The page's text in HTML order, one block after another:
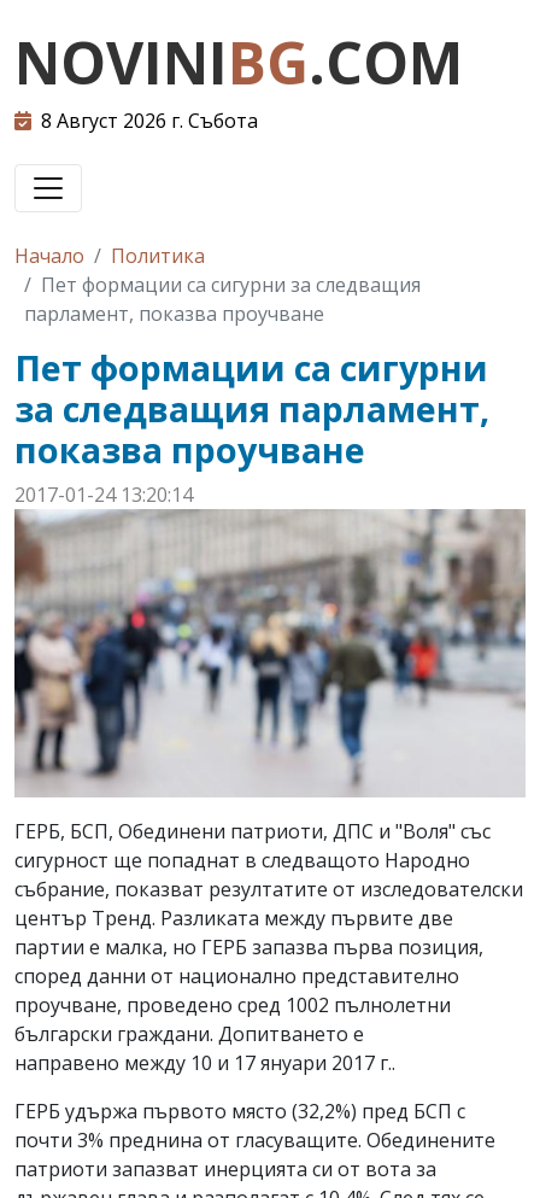
NOVINIBG.COM
8 Август 2026 г. Събота
Начало
Политика
Пет формации са сигурни за следващия
парламент, показва проучване
Пет формации са сигурни
за следващия парламент,
показва проучване
2017-01-24 13:20:14
ГЕРБ, БСП, Обединени патриоти, ДПС и "Воля" със
сигурност ще попаднат в следващото Народно
събрание, показват резултатите от изследователски
център Тренд. Разликата между първите две
партии е малка, но ГЕРБ запазва първа позиция,
според данни от национално представително
проучване, проведено сред 1002 пълнолетни
български граждани. Допитването е
направено между 10 и 17 януари 2017 г..
ГЕРБ удържа първото място (32,2%) пред БСП с
почти 3% преднина от гласуващите. Обединените
патриоти запазват инерцията си от вота за